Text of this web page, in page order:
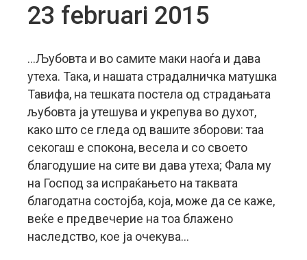
23 februari 2015
…Љубовта и во самите маки наоѓа и дава
утеха. Така, и нашата страдалничка матушка
Тавифа, на тешката постела од страдањата
љубовта ја утешува и укрепува во духот,
како што се гледа од вашите зборови: таа
секогаш е спокона, весела и со своето
благодушие на сите ви дава утеха; Фала му
на Господ за испраќањето на таквата
благодатна состојба, која, може да се каже,
веќе е предвечерие на тоа блажено
наследство, кое ја очекува…